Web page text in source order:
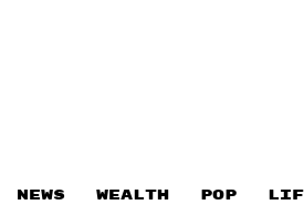
NEWS WEALTH POP